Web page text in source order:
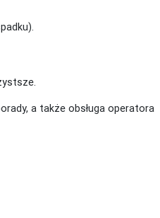
a także obsługa operatora